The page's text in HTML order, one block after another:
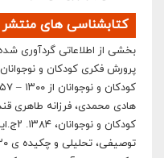
کتابشناسی های
پرورش فکری کودکان و
هادی محمدی، فرزانه طاهری